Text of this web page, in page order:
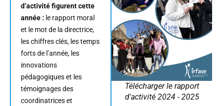
d’activité figurent cette
année : le rapport moral
et le mot de la directrice,
les chiffres clés, les temps
forts de l’année, les
innovations
pédagogiques et les
témoignages des
coordinatrices et
Télécharger le rapport
d'activité 2024 - 2025